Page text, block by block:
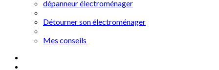
dépanneur électroménager
Détourner son électroménager
Mes conseils